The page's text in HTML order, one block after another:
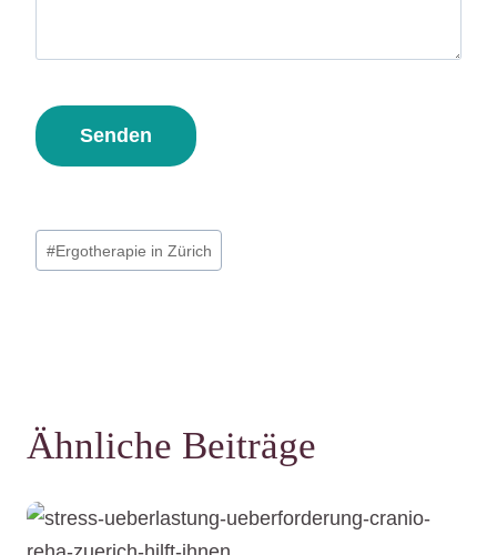
Schlagworte:
#Ergotherapie in Zürich
Ähnliche Beiträge